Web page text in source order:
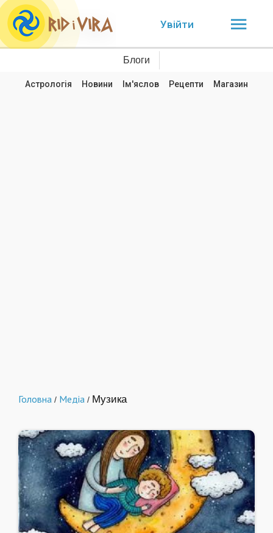
Увійти
Блоги
Астрологія Новини Ім'яслов Рецепти Магазин
Головна / Медіа / Музика